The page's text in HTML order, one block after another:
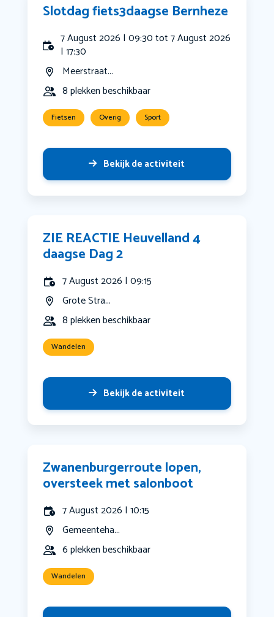
Slotdag fiets3daagse Bernheze
7 August 2026 | 09:30 tot 7 August 2026
| 17:30
Meerstraat...
8 plekken beschikbaar
Fietsen Overig Sport
Bekijk de activiteit
ZIE REACTIE Heuvelland 4
daagse Dag 2
7 August 2026 | 09:15
Grote Stra...
8 plekken beschikbaar
Wandelen
Bekijk de activiteit
Zwanenburgerroute lopen,
oversteek met salonboot
7 August 2026 | 10:15
Gemeenteha...
6 plekken beschikbaar
Wandelen